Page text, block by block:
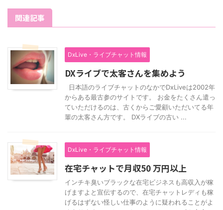
関連記事
DxLive・ライブチャット情報
DXライブで太客さんを集めよう
日本語のライブチャットのなかでDxLiveは2002年
からある最古参のサイトです。 お金をたくさん遣っ
ていただけるのは、古くからご愛顧いただいてる年
輩の太客さん方です。 DXライブの古い ...
DxLive・ライブチャット情報
在宅チャットで月収50 万円以上
インチキ臭いブラックな在宅ビジネスも高収入が稼
げますよと宣伝するので、在宅チャットレディも稼
げるはずない怪しい仕事のように疑われることがよ